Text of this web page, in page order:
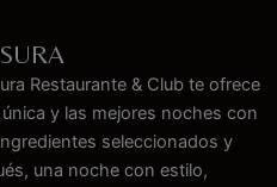
Restaurante & Club te ofrece
y las mejores noches con
seleccionados y
una noche con estilo,